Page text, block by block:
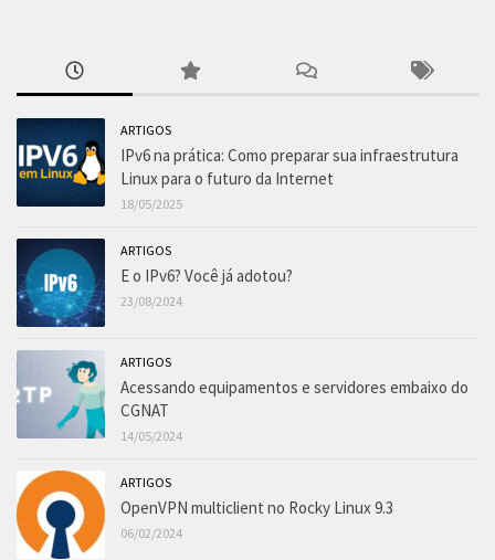
ARTIGOS
IPv6 na prática: Como preparar sua infraestrutura
Linux para o futuro da Internet
18/05/2025
ARTIGOS
E o IPv6? Você já adotou?
23/08/2024
ARTIGOS
Acessando equipamentos e servidores embaixo do
CGNAT
14/05/2024
ARTIGOS
OpenVPN multiclient no Rocky Linux 9.3
06/02/2024